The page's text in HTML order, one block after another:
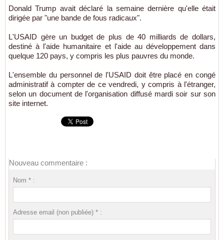
Donald Trump avait déclaré la semaine dernière qu'elle était
dirigée par "une bande de fous radicaux".
L'USAID gère un budget de plus de 40 milliards de dollars,
destiné à l'aide humanitaire et l'aide au développement dans
quelque 120 pays, y compris les plus pauvres du monde.
L'ensemble du personnel de l'USAID doit être placé en congé
administratif à compter de ce vendredi, y compris à l'étranger,
selon un document de l'organisation diffusé mardi soir sur son
site internet.
Nouveau commentaire :
Nom * :
Adresse email (non publiée) * :